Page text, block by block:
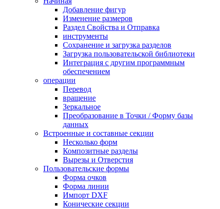
Добавление фигур
Изменение размеров
Раздел Свойства и Отправка
инструменты
Сохранение и загрузка разделов
Загрузка пользовательской библиотеки
Интеграция с другим программным
обеспечением
операции
Перевод
вращение
Зеркальное
Преобразование в Точки / Форму базы
данных
Встроенные и составные секции
Несколько форм
Композитные разделы
Вырезы и Отверстия
Пользовательские формы
Форма очков
Форма линии
Импорт DXF
Конические секции